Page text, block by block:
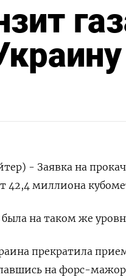
- Заявка на
42,4 миллиона
на таком же
прекратила
на форс-